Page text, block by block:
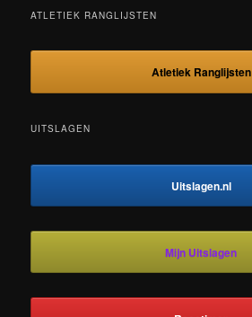
ATLETIEK RANGLIJSTEN
Atletiek Ranglijsten
UITSLAGEN
Uitslagen.nl
Mijn Uitslagen